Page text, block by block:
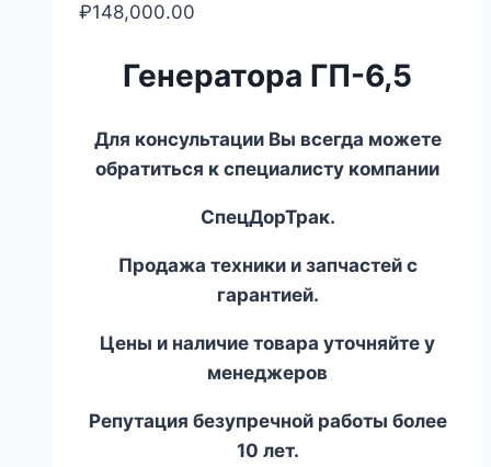
₽148,000.00
Генератора ГП-6,5
Для консультации Вы всегда можете
обратиться к специалисту компании
СпецДорТрак.
Продажа техники и запчастей с
гарантией.
Цены и наличие товара уточняйте у
менеджеров
Репутация безупречной работы более
10 лет.